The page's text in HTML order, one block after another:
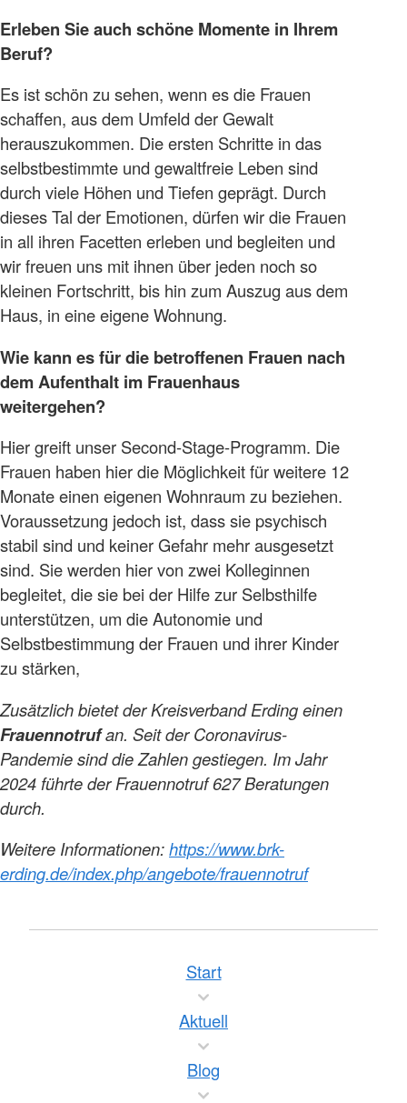
Erleben Sie auch schöne Momente in Ihrem
Beruf?
Es ist schön zu sehen, wenn es die Frauen
schaffen, aus dem Umfeld der Gewalt
herauszukommen. Die ersten Schritte in das
selbstbestimmte und gewaltfreie Leben sind
durch viele Höhen und Tiefen geprägt. Durch
dieses Tal der Emotionen, dürfen wir die Frauen
in all ihren Facetten erleben und begleiten und
wir freuen uns mit ihnen über jeden noch so
kleinen Fortschritt, bis hin zum Auszug aus dem
Haus, in eine eigene Wohnung.
Wie kann es für die betroffenen Frauen nach
dem Aufenthalt im Frauenhaus
weitergehen?
Hier greift unser Second-Stage-Programm. Die
Frauen haben hier die Möglichkeit für weitere 12
Monate einen eigenen Wohnraum zu beziehen.
Voraussetzung jedoch ist, dass sie psychisch
stabil sind und keiner Gefahr mehr ausgesetzt
sind. Sie werden hier von zwei Kolleginnen
begleitet, die sie bei der Hilfe zur Selbsthilfe
unterstützen, um die Autonomie und
Selbstbestimmung der Frauen und ihrer Kinder
zu stärken,
Zusätzlich bietet der Kreisverband Erding einen
Frauennotrufan. Seit der Coronavirus-
Pandemie sind die Zahlen gestiegen. Im Jahr
2024 führte der Frauennotruf 627 Beratungen
durch.
Weitere Informationen:https://www.brk-
erding.de/index.php/angebote/frauennotruf
Start
Aktuell
Blog